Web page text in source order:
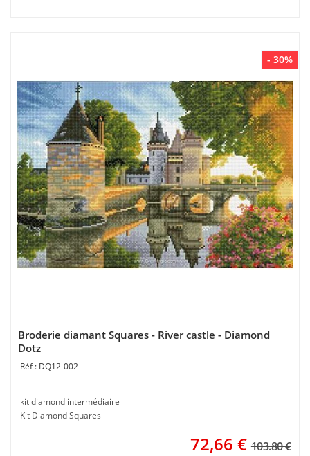
- 30%
Broderie diamant Squares - River castle - Diamond
Dotz
DQ12-002
kit diamond intermédiaire
Kit Diamond Squares
72,66 € 103.80 €